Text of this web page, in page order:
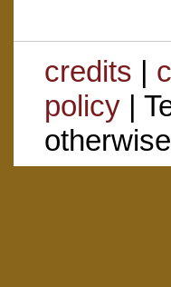
credits |
policy|